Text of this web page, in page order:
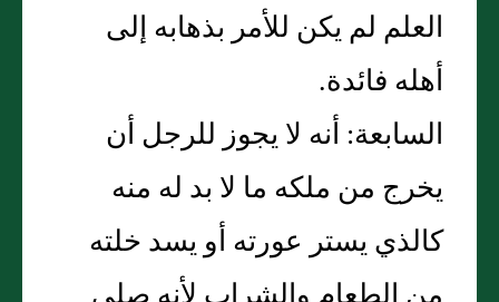
العلم لم يكن للأمر بذهابه إلى
أهله فائدة.
السابعة: أنه لا يجوز للرجل أن
يخرج من ملكه ما لا بد له منه
كالذي يستر عورته أو يسد خلته